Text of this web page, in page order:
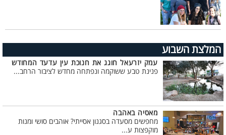
המלצת השבוע
עמק יזרעאל חוגג את חנוכת עין עדעד המחודש
פנינת טבע ששוקמה ונפתחה מחדש לציבור הרחב...
מאסיה באהבה
מחפשים מסעדה בסגנון אסייתי? אוהבים סושי ומנות
מוקפצות ע...